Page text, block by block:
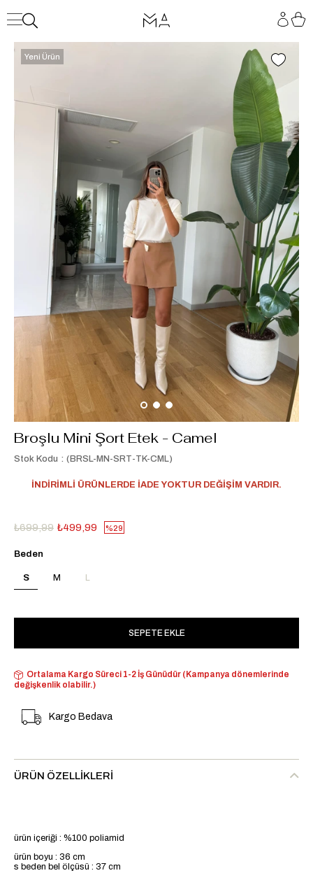
Yeni Ürün
Broşlu Mini Şort Etek - Camel
Stok Kodu (BRSL-MN-SRT-TK-CML)
İNDİRİMLİ ÜRÜNLERDE İADE YOKTUR DEĞİŞİM VARDIR.
₺699,99 ₺499,99 29
Beden
S M L
Ortalama Kargo Süreci 1-2 İş Günüdür (Kampanya dönemlerinde
değişkenlik olabilir.)
Kargo Bedava
ÜRÜN ÖZELLIKLERI
ürün içeriği : %100 poliamid
ürün boyu : 36 cm
s beden bel ölçüsü : 37 cm